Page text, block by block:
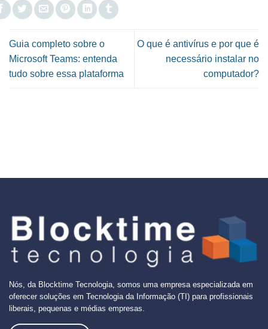
Guia completo sobre o
Microsoft Teams: entenda
tudo sobre essa plataforma
O que é antivírus e por que é
necessário instalar no
computador?
Nós, da Blocktime Tecnologia, somos uma empresa especializada em
oferecer soluções em Tecnologia da Informação (TI) para profissionais
liberais, pequenas e médias empresas.